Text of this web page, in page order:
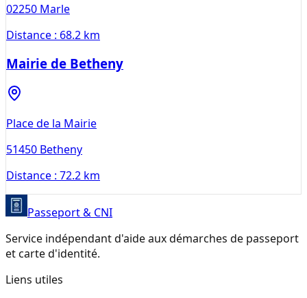
02250 Marle
Distance : 68.2 km
Mairie de Betheny
Place de la Mairie
51450 Betheny
Distance : 72.2 km
Passeport & CNI
Service indépendant d'aide aux démarches de passeport
et carte d'identité.
Liens utiles